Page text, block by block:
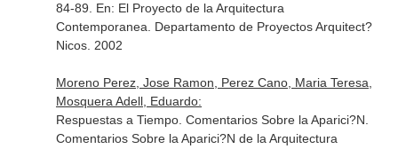
84-89. En: El Proyecto de la Arquitectura
Contemporanea . Departamento de Proyectos Arquitect?
Nicos. 2002
Moreno Perez, Jose Ramon, Perez Cano, Maria Teresa,
Mosquera Adell, Eduardo:
Respuestas a Tiempo. Comentarios Sobre la Aparici?N.
Comentarios Sobre la Aparici?N de la Arquitectura